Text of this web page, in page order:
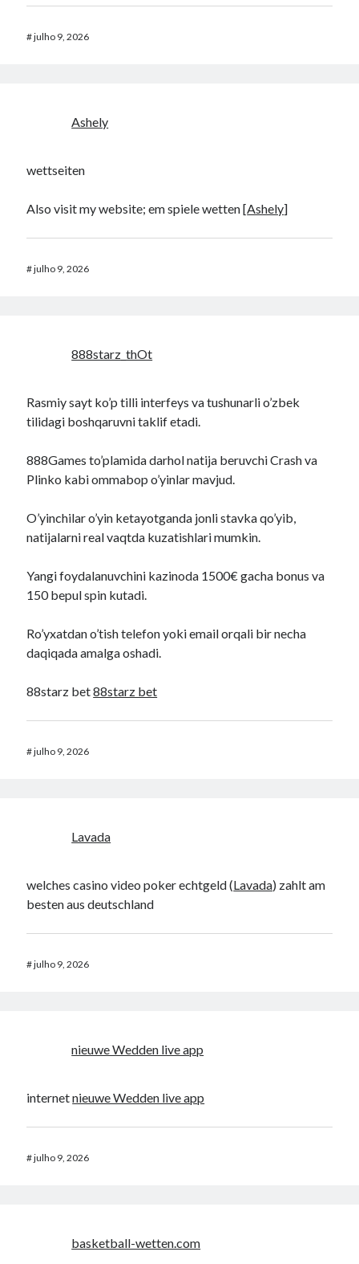
#julho 9, 2026
Ashely
wettseiten
Also visit my website; em spiele wetten [Ashely]
#julho 9, 2026
888starz_thOt
Rasmiy sayt ko’p tilli interfeys va tushunarli o’zbek
tilidagi boshqaruvni taklif etadi.
888Games to’plamida darhol natija beruvchi Crash va
Plinko kabi ommabop o’yinlar mavjud.
O’yinchilar o’yin ketayotganda jonli stavka qo’yib,
natijalarni real vaqtda kuzatishlari mumkin.
Yangi foydalanuvchini kazinoda 1500€ gacha bonus va
150 bepul spin kutadi.
Ro’yxatdan o’tish telefon yoki email orqali bir necha
daqiqada amalga oshadi.
88starz bet88starz bet
#julho 9, 2026
Lavada
welches casino video poker echtgeld (Lavada) zahlt am
besten aus deutschland
#julho 9, 2026
nieuwe Wedden live app
internetnieuwe Wedden live app
#julho 9, 2026
basketball-wetten.com